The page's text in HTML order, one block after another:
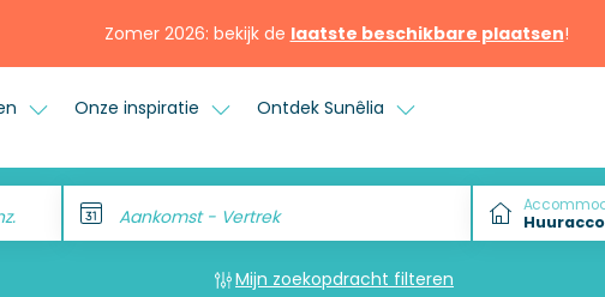
Zomer 2026: bekijk de laatste beschikbare plaatsen!
Onze inspiratie Ontdek Sunêlia
Aankomst - Vertrek
Mijn zoekopdracht filteren